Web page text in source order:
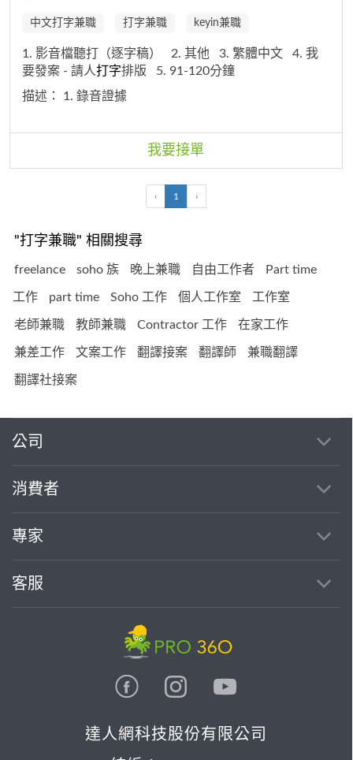
中文打字兼職 打字兼職 keyin兼職
1. 影音檔聽打（逐字稿） 2. 其他 3. 繁體中文
4. 我
要發案 - 請人打字排版
5. 91-120分鐘
描述： 1. 錄音證據
我要接單
‹ 1 ›
"打字兼職" 相關搜尋
freelance soho 族 晚上兼職 自由工作者 Part time
工作 part time Soho 工作 個人工作室 工作室
老師兼職 教師兼職 Contractor 工作 在家工作
兼差工作 文案工作 翻譯接案 翻譯師 兼職翻譯
翻譯社接案
公司
消費者
專家
客服
達人網科技股份有限公司